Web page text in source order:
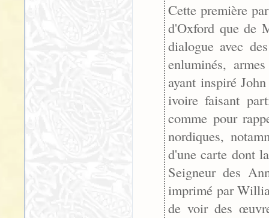
Cette première
d'Oxford que de
dialogue avec
enluminés,
ayant inspiré
ivoire faisant
comme pour
nordiques,
d'une carte dont
Seigneur des
imprimé par
de voir des